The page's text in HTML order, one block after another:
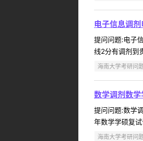
电子信息调
提问问题:电子
线2分有调剂到
海南大学考研问
数学调剂数
提问问题:数学
年数学学硕复
海南大学考研问